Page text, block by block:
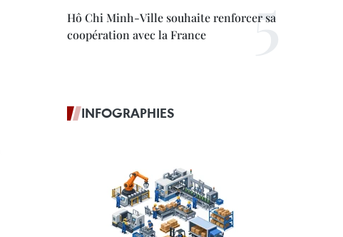
Hô Chi Minh-Ville souhaite renforcer sa
coopération avec la France
INFOGRAPHIES